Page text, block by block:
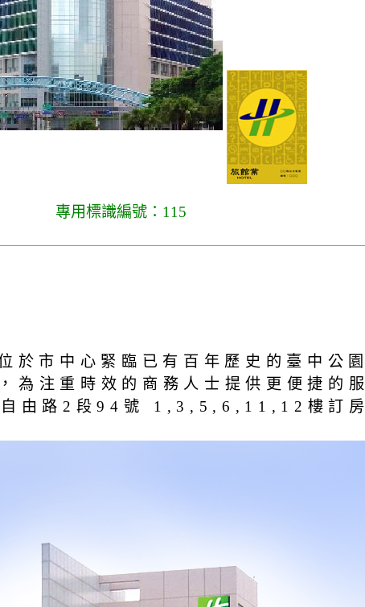
專用標識編號：115
市中心緊臨已有百年歷史的臺中公
為注重時效的商務人士提供更便捷的
自由路2段94號 1,3,5,6,11,12樓訂